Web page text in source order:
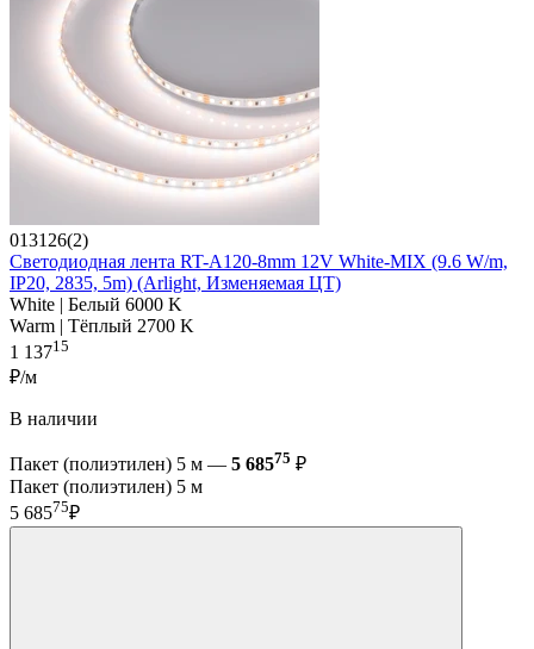
013126(2)
Светодиодная лента RT-A120-8mm 12V White-MIX (9.6 W/m,
IP20, 2835, 5m) (Arlight, Изменяемая ЦТ)
White | Белый 6000 K
Warm | Тёплый 2700 K
1 13715
₽/м
В наличии
Пакет (полиэтилен) 5 м — 5 68575 ₽
Пакет (полиэтилен) 5 м
5 68575₽